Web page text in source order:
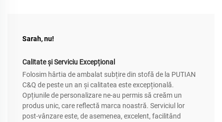
Sarah, nu!
Calitate și Serviciu Excepțional
Folosim hârtia de ambalat subțire din stofă de la PUTIAN
C&Q de peste un an și calitatea este excepțională.
Opțiunile de personalizare ne-au permis să creăm un
produs unic, care reflectă marca noastră. Serviciul lor
post-vânzare este, de asemenea, excelent, facilitând